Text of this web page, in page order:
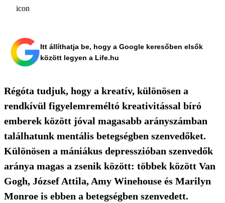
Itt állíthatja be, hogy a Google keresőben elsők
között legyen a Life.hu
Régóta tudjuk, hogy a kreatív, különösen a
rendkívül figyelemreméltó kreativitással bíró
emberek között jóval magasabb arányszámban
találhatunk mentális betegségben szenvedőket.
Különösen a mániákus depresszióban szenvedők
aránya magas a zsenik között: többek között Van
Gogh, József Attila, Amy Winehouse és Marilyn
Monroe is ebben a betegségben szenvedett.